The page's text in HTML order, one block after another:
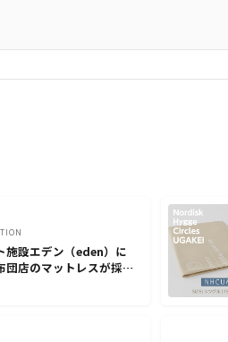
施設エデン（eden）に
団店のマットレスが採用